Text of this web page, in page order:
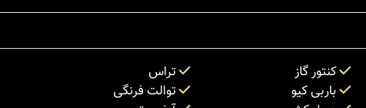
کنتور گاز
تراس
باربی کیو
توالت فرنگی